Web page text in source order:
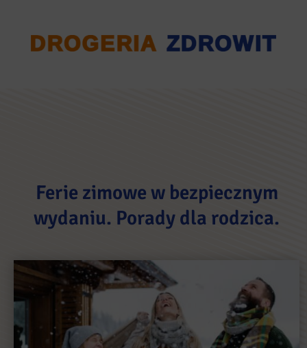
Ferie zimowe w bezpiecznym
wydaniu. Porady dla rodzica.